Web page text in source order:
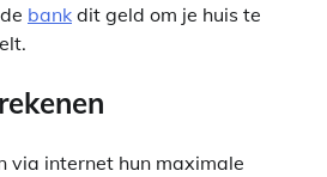
bank dit geld om je huis te
via internet hun maximale